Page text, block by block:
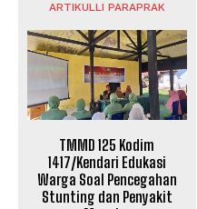
ARTIKULLI PARAPRAK
TMMD 125 Kodim
1417/Kendari Edukasi
Warga Soal Pencegahan
Stunting dan Penyakit